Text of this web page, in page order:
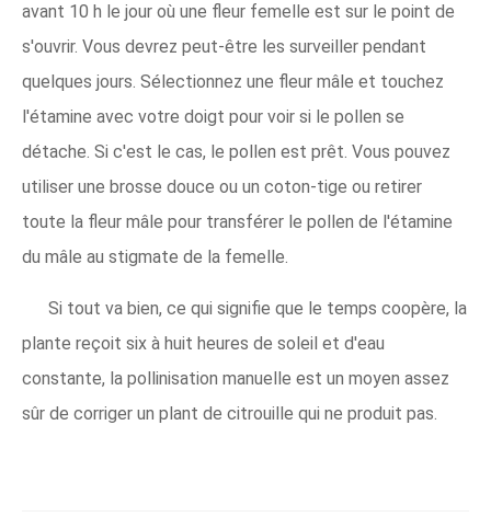
avant 10 h le jour où une fleur femelle est sur le point de
s'ouvrir. Vous devrez peut-être les surveiller pendant
quelques jours. Sélectionnez une fleur mâle et touchez
l'étamine avec votre doigt pour voir si le pollen se
détache. Si c'est le cas, le pollen est prêt. Vous pouvez
utiliser une brosse douce ou un coton-tige ou retirer
toute la fleur mâle pour transférer le pollen de l'étamine
du mâle au stigmate de la femelle.
Si tout va bien, ce qui signifie que le temps coopère, la
plante reçoit six à huit heures de soleil et d'eau
constante, la pollinisation manuelle est un moyen assez
sûr de corriger un plant de citrouille qui ne produit pas.